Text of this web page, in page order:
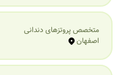
متخصص پروتزهای دندانی
اصفهان